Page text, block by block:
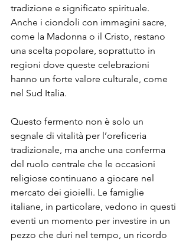
tradizione e significato spirituale.
Anche i ciondoli con immagini sacre,
come la Madonna o il Cristo, restano
una scelta popolare, soprattutto in
regioni dove queste celebrazioni
hanno un forte valore culturale, come
nel Sud Italia.
Questo fermento non è solo un
segnale di vitalità per l’oreficeria
tradizionale, ma anche una conferma
del ruolo centrale che le occasioni
religiose continuano a giocare nel
mercato dei gioielli. Le famiglie
italiane, in particolare, vedono in questi
eventi un momento per investire in un
pezzo che duri nel tempo, un ricordo